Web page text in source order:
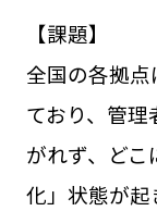
【課題】
全国の各拠
ており、管
がれず、ど
化」状態が起